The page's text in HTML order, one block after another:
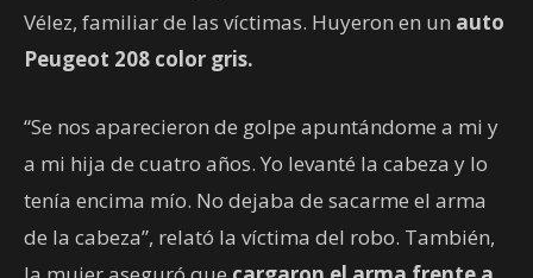
Vélez, familiar de las víctimas. Huyeron en un auto
Peugeot 208 color gris.
“Se nos aparecieron de golpe apuntándome a mi y
a mi hija de cuatro años. Yo levanté la cabeza y lo
tenía encima mío. No dejaba de sacarme el arma
de la cabeza”, relató la víctima del robo. También,